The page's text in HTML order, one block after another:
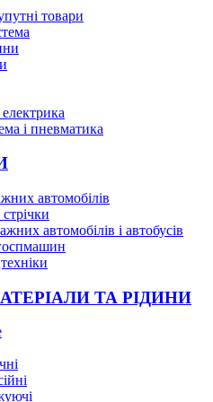
товари
електрика
і пневматика
автомобілів
автомобілів і автобусів
ТА РІДИНИ